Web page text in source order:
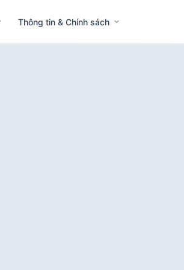
Thông tin & Chính sách